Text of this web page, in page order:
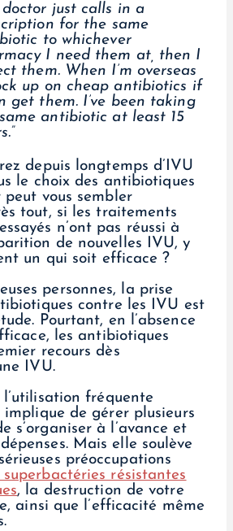
doctor just calls in a
for the same
to whichever
I need them at, then I
them. When I’m overseas
up on cheap antibiotics if
get them. I’ve been taking
antibiotic at least 15
depuis longtemps d’IVU
le choix des antibiotiques
vous sembler
tout, si les traitements
n’ont pas réussi à
de nouvelles IVU, y
un qui soit efficace ?
personnes, la prise
contre les IVU est
Pourtant, en l’absence
les antibiotiques
recours dès
IVU.
fréquente
implique de gérer plusieurs
s’organiser à l’avance et
Mais elle soulève
préoccupations
superbactéries résistantes
, la destruction de votre
ainsi que l’efficacité même